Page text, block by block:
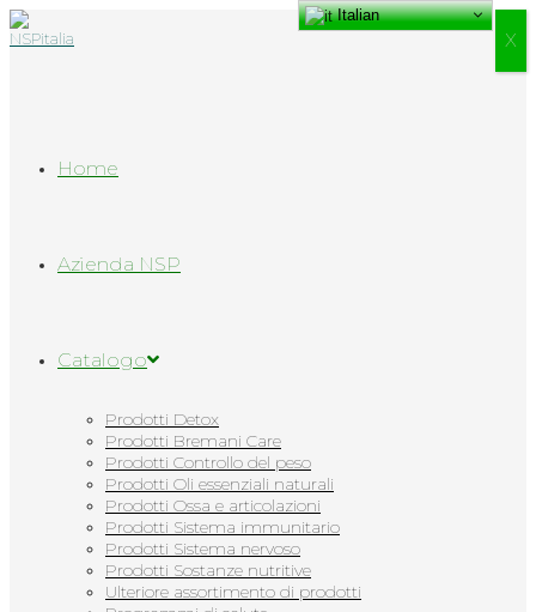
Salta
al
Home
Azienda NSP
Catalogo
Prodotti Detox
Prodotti Bremani Care
Prodotti Controllo del peso
Prodotti Oli essenziali naturali
Prodotti Ossa e articolazioni
Prodotti Sistema immunitario
Prodotti Sistema nervoso
Prodotti Sostanze nutritive
Ulteriore assortimento di prodotti
Italian
Х